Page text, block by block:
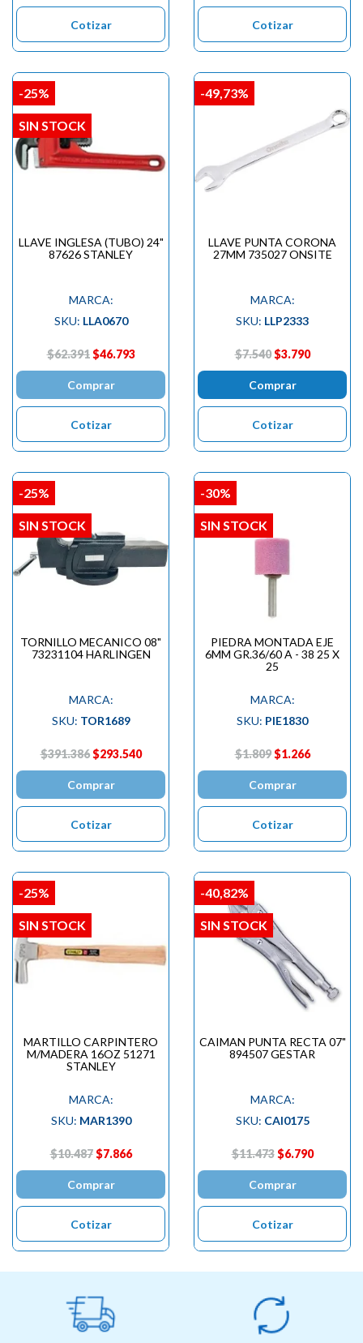
Cotizar Cotizar
LLAVE INGLESA (TUBO) 24"
87626 STANLEY
MARCA:
SKU: LLA0670
$62.391 $46.793
Comprar
Cotizar
-25%
SIN STOCK
LLAVE PUNTA CORONA
27MM 735027 ONSITE
MARCA:
SKU: LLP2333
$7.540 $3.790
Comprar
Cotizar
-49,73%
TORNILLO MECANICO 08"
73231104 HARLINGEN
MARCA:
SKU: TOR1689
$391.386 $293.540
Comprar
Cotizar
-25%
SIN STOCK
PIEDRA MONTADA EJE
6MM GR.36/60 A - 38 25 X
25
MARCA:
SKU: PIE1830
$1.809 $1.266
Comprar
Cotizar
-30%
SIN STOCK
MARTILLO CARPINTERO
M/MADERA 16OZ 51271
STANLEY
MARCA:
SKU: MAR1390
$10.487 $7.866
Comprar
Cotizar
-25%
SIN STOCK
CAIMAN PUNTA RECTA 07"
894507 GESTAR
MARCA:
SKU: CAI0175
$11.473 $6.790
Comprar
Cotizar
-40,82%
SIN STOCK